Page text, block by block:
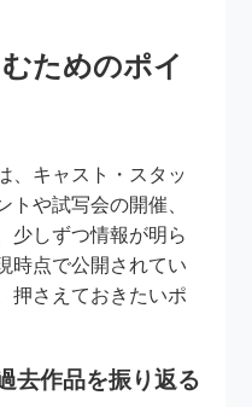
ためのポイ
、キャスト・スタッ
トや試写会の開催、
少しずつ情報が明ら
時点で公開されてい
押さえておきたいポ
去作品を振り返る